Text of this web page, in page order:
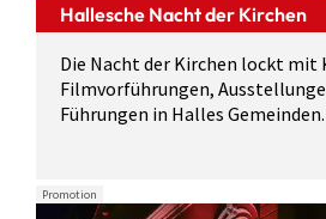
Hallesche Nacht der Kirchen
Die Nacht der Kirchen lockt mit
Filmvorführungen,
Führungen in Halles Gemeinden.
Promotion